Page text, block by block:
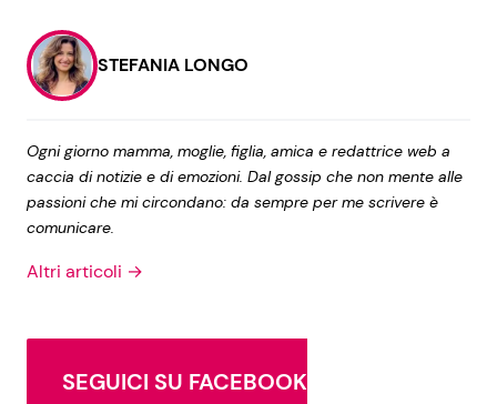
STEFANIA LONGO
Ogni giorno mamma, moglie, figlia, amica e redattrice web a
caccia di notizie e di emozioni. Dal gossip che non mente alle
passioni che mi circondano: da sempre per me scrivere è
comunicare.
Altri articoli →
SEGUICI SU FACEBOOK